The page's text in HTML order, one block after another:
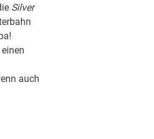
Silver
auch